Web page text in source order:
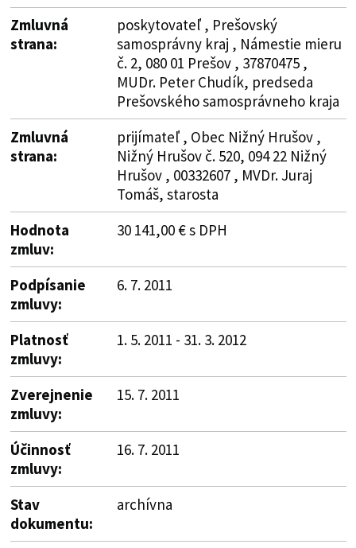
Zmluvná
strana:
poskytovateľ , Prešovský
samosprávny kraj , Námestie mieru
č. 2, 080 01 Prešov , 37870475 ,
MUDr. Peter Chudík, predseda
Prešovského samosprávneho kraja
Zmluvná
strana:
prijímateľ , Obec Nižný Hrušov ,
Nižný Hrušov č. 520, 094 22 Nižný
Hrušov , 00332607 , MVDr. Juraj
Tomáš, starosta
Hodnota
zmluv:
30 141,00 € s DPH
Podpísanie
zmluvy:
6. 7. 2011
Platnosť
zmluvy:
1. 5. 2011 - 31. 3. 2012
Zverejnenie
zmluvy:
15. 7. 2011
Účinnosť
zmluvy:
16. 7. 2011
Stav
dokumentu:
archívna